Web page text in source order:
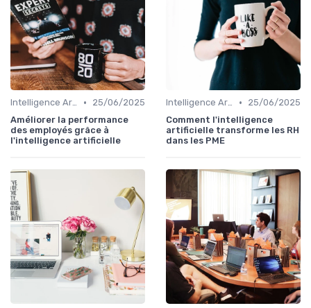
Intelligence Artificielle en ressources humaines •
25/06/2025
Améliorer la performance
des employés grâce à
l'intelligence artificielle
Intelligence Artificielle en ressources humaines •
25/06/2025
Comment l'intelligence
artificielle transforme les RH
dans les PME